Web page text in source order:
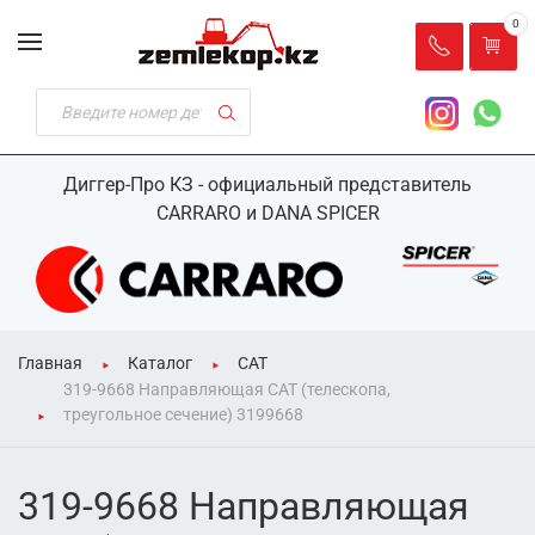
Диггер-Про КЗ - официальный представитель
CARRARO и DANA SPICER
0
Главная Каталог
CAT
319-9668 Направляющая CAT (телескопа,
треугольное сечение) 3199668
319-9668 Направляющая